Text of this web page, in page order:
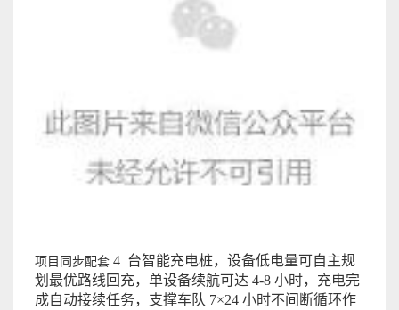
项目同步配套 4 台智能充电桩，设备低电量可自主规
划最优路线回充，单设备续航可达 4-8 小时，充电完
成自动接续任务，支撑车队 7×24 小时不间断循环作